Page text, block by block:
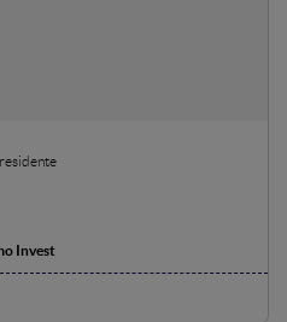
così lontani, così
intelligence, che insieme a
l’uso concreto di queste
Invest